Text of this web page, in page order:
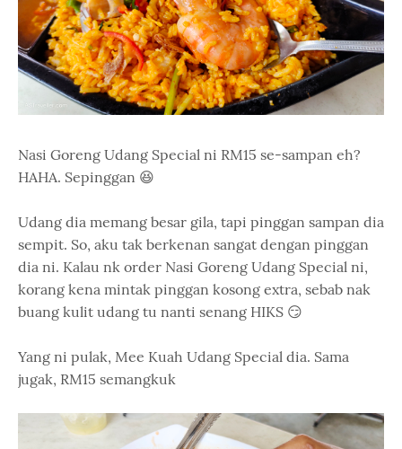
Nasi Goreng Udang Special ni RM15 se-sampan eh?
HAHA. Sepinggan 😆
Udang dia memang besar gila, tapi pinggan sampan dia
sempit. So, aku tak berkenan sangat dengan pinggan
dia ni. Kalau nk order Nasi Goreng Udang Special ni,
korang kena mintak pinggan kosong extra, sebab nak
buang kulit udang tu nanti senang HIKS 😏
Yang ni pulak, Mee Kuah Udang Special dia. Sama
jugak, RM15 semangkuk